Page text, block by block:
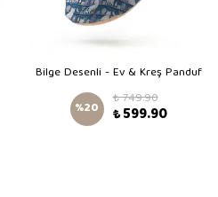
Bilge Desenli - Ev & Kreş Panduf
%20 ₺ 749.90
₺ 599.90